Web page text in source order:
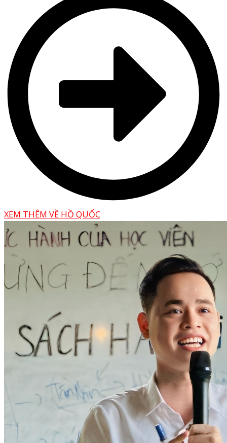
XEM THÊM VỀ HỒ QUỐC